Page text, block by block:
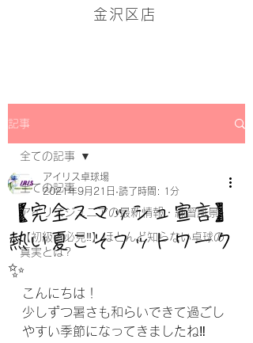
金沢区店
記事
全ての記事
アイリスジュニアの最新情報・練習風景
【初級者必見‼】ほとんど知らない卓球の
真実とは?
全ての記事
【完全スマッシュ宣言】
熱い夏こそフットワーク
✨
アイリス卓球場
2021年9月21日 読了時間: 1分
こんにちは！
少しずつ暑さも和らいできて過ごし
やすい季節になってきましたね‼